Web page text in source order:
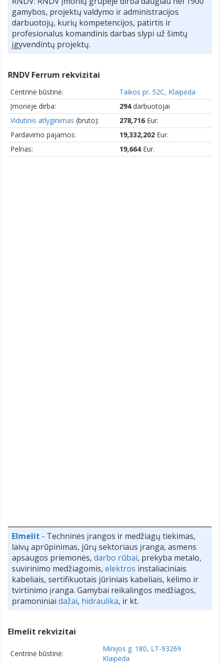
gamybos, projektų valdymo ir administracijos
darbuotojų, kurių kompetencijos, patirtis ir
profesionalus komandinis darbas slypi už šimtų
įgyvendintų projektų.
RNDV Ferrum rekvizitai
Centrinė būstinė:
Taikos pr. 52C, Klaipėda
Įmonėje dirba:
294darbuotojai
Vidutinis atlyginimas (bruto): 278,716 Eur.
Pardavimo pajamos:
19,332,202 Eur.
Pelnas:
19,664Eur.
Elmelit - Techninės įrangos ir medžiagų tiekimas,
laivų aprūpinimas, jūrų sektoriaus įranga, asmens
apsaugos priemonės, darbo rūbai, prekyba metalo,
suvirinimo medžiagomis, elektros instaliaciniais
kabeliais, sertifikuotais jūriniais kabeliais, kėlimo ir
tvirtinimo įranga. Gamybai reikalingos medžiagos,
pramoniniai dažai, hidraulika, ir kt.
Elmelit rekvizitai
Centrinė būstinė:
Minijos g. 180, LT-93269
Klaipėda